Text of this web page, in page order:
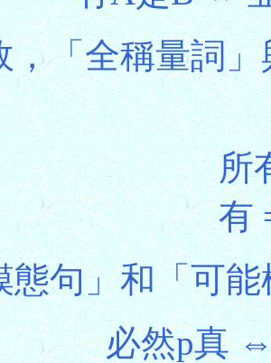
，「全稱量詞
所
有
態句」和「可
必然p真